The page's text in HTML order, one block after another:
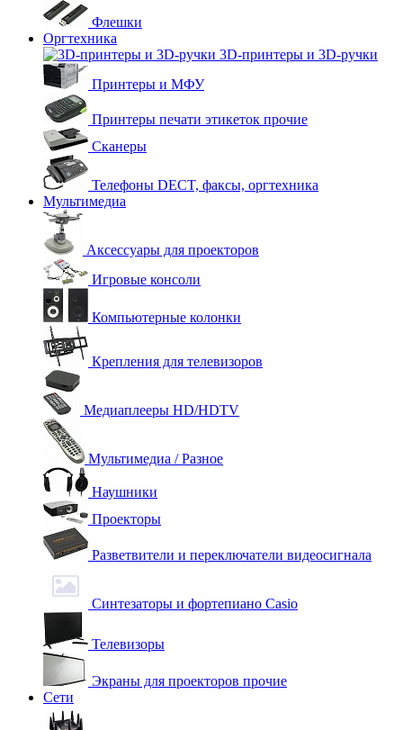
Флешки
Оргтехника
3D-принтеры и 3D-ручки
Принтеры и МФУ
Принтеры печати этикеток прочие
Сканеры
Телефоны DECT, факсы, оргтехника
Мультимедиа
Аксессуары для проекторов
Игровые консоли
Компьютерные колонки
Крепления для телевизоров
Медиаплееры HD/HDTV
Мультимедиа / Разное
Наушники
Проекторы
Разветвители и переключатели видеосигнала
Синтезаторы и фортепиано Casio
Телевизоры
Экраны для проекторов прочие
Сети